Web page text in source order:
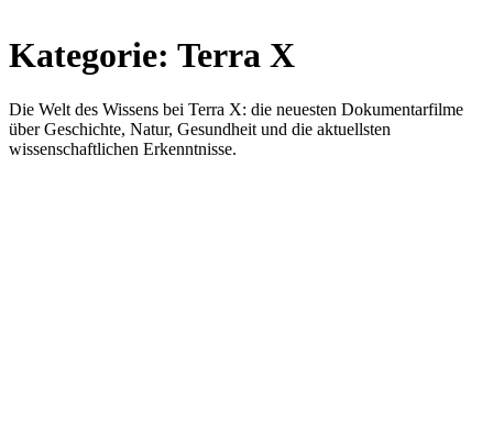
Kategorie: Terra X
Die Welt des Wissens bei Terra X: die neuesten Dokumentarfilme
über Geschichte, Natur, Gesundheit und die aktuellsten
wissenschaftlichen Erkenntnisse.